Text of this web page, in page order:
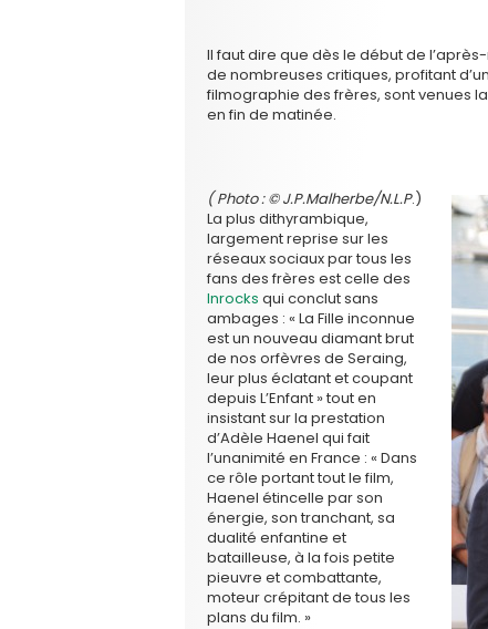
Il faut dire que dès le début de
de nombreuses critiques, profitant
filmographie des frères, sont venues
en fin de matinée.
( Photo : © J.P.Malherbe/N.L.P.)
La plus dithyrambique,
largement reprise sur les
réseaux sociaux par tous les
fans des frères est celle des
Inrocks qui conclut sans
ambages : « La Fille inconnue
est un nouveau diamant brut
de nos orfèvres de Seraing,
leur plus éclatant et coupant
depuis L’Enfant » tout en
insistant sur la prestation
d’Adèle Haenel qui fait
l’unanimité en France : « Dans
ce rôle portant tout le film,
Haenel étincelle par son
énergie, son tranchant, sa
dualité enfantine et
batailleuse, à la fois petite
pieuvre et combattante,
moteur crépitant de tous les
plans du film. »